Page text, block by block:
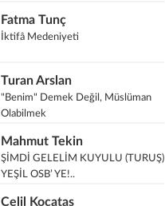
Fatma Tunç
İktifâ Medeniyeti
Turan Arslan
"Benim" Demek Değil, Müslüman
Olabilmek
Mahmut Tekin
ŞİMDİ GELELİM KUYULU (TURUŞ)
YEŞİL OSB’ YE!..
Celil Kocataş